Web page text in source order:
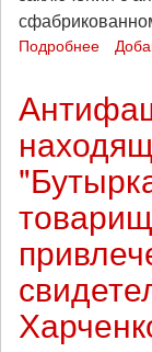
Подробнее
суд
дело
о
меры